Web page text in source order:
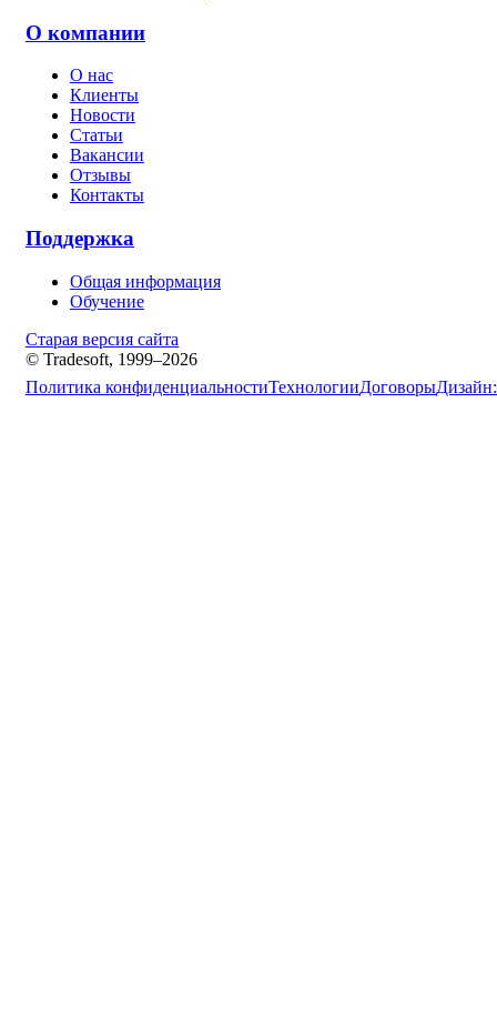
О компании
О нас
Клиенты
Новости
Статьи
Вакансии
Отзывы
Контакты
Поддержка
Общая информация
Обучение
Старая версия сайта
© Tradesoft, 1999–2026
Политика конфиденциальностиТехнологииДоговорыДизайн: